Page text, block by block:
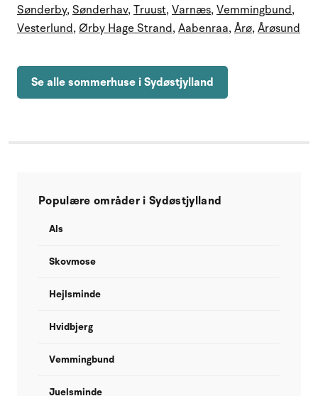
Sønderby,Sønderhav,Truust,Varnæs,Vemmingbund,
Vesterlund, Ørby Hage Strand,Aabenraa,Årø,Årøsund
Se alle sommerhuse i Sydøstjylland
Populære områder i Sydøstjylland
Als
Skovmose
Hejlsminde
Hvidbjerg
Vemmingbund
Juelsminde